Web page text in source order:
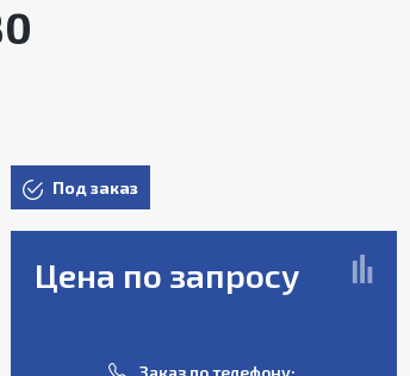
Под заказ
Цена по запросу
Заказ по телефону: